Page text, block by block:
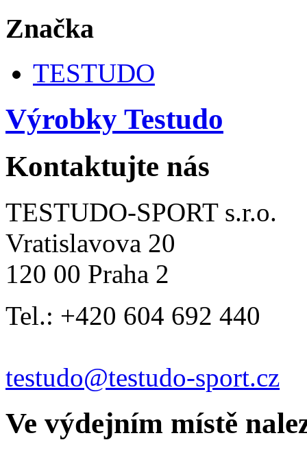
Značka
TESTUDO
Výrobky Testudo
Kontaktujte nás
TESTUDO-SPORT s.r.o.
Vratislavova 20
120 00 Praha 2
Tel.: +420 604 692 440
testudo@testudo-sport.cz
Ve výdejním místě